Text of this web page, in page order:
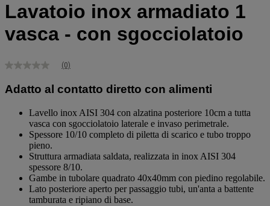
Lavatoio inox armadiato 1
vasca - con sgocciolatoio
Nessuna
Stesso
pagina.
(0)
Adatto al contatto diretto con alimenti
Lavello inox AISI 304 con alzatina posteriore 10cm a tutta
vasca con sgocciolatoio laterale e invaso perimetrale.
Spessore 10/10 completo di piletta di scarico e tubo troppo
pieno.
Struttura armadiata saldata, realizzata in inox AISI 304
spessore 8/10.
Gambe in tubolare quadrato 40x40mm con piedino regolabile.
Lato posteriore aperto per passaggio tubi, un'anta a battente
tamburata e ripiano di base.